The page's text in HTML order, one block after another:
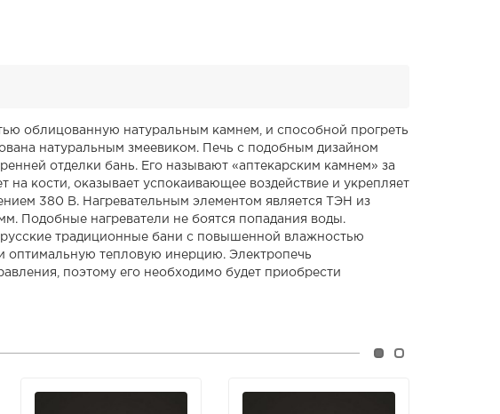
облицованную натуральным камнем, и способной прогреть
натуральным змеевиком. Печь с подобным дизайном
отделки бань. Его называют «аптекарским камнем» за
кости, оказывает успокаивающее воздействие и укрепляет
380 В. Нагревательным элементом является ТЭН из
Подобные нагреватели не боятся попадания воды.
традиционные бани с повышенной влажностью
оптимальную тепловую инерцию. Электропечь
поэтому его необходимо будет приобрести